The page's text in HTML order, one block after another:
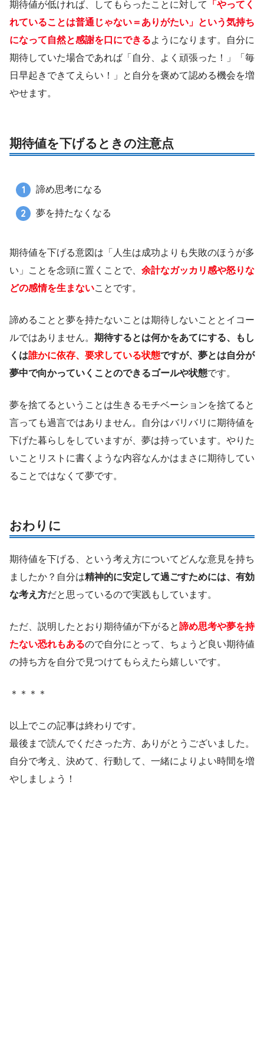
期待値が低ければ、してもらったことに対して
「やってく
れていることは普通じゃない＝ありがたい」という気持ち
になって自然と感謝を口にできるようになります。自分に
期待していた場合であれば「自分、よく頑張った！」「毎
日早起きできてえらい！」と自分を褒めて認める機会を増
やせます。
期待値を下げるときの注意点
諦め思考になる
夢を持たなくなる
期待値を下げる意図は「人生は成功よりも失敗のほうが多
い」ことを念頭に置くことで、 余計なガッカリ感や怒りな
どの感情を生まないことです。
諦めることと夢を持たないことは期待しないこととイコー
ルではありません。 期待するとは何かをあてにする、もし
くは誰かに依存、要求している状態ですが、夢とは自分が
夢中で向かっていくことのできるゴールや状態です。
夢を捨てるということは生きるモチベーションを捨てると
言っても過言ではありません。自分はバリバリに期待値を
下げた暮らしをしていますが、夢は持っています。やりた
いことリストに書くような内容なんかはまさに期待してい
ることではなくて夢です。
おわりに
期待値を下げる、という考え方についてどんな意見を持ち
ましたか？自分は精神的に安定して過ごすためには、有効
な考え方だと思っているので実践もしています。
ただ、説明したとおり期待値が下がると諦め思考や夢を持
たない恐れもあるので自分にとって、ちょうど良い期待値
の持ち方を自分で見つけてもらえたら嬉しいです。
＊＊＊＊
以上でこの記事は終わりです。
最後まで読んでくださった方、ありがとうございました。
自分で考え、決めて、行動して、一緒によりよい時間を増
やしましょう！